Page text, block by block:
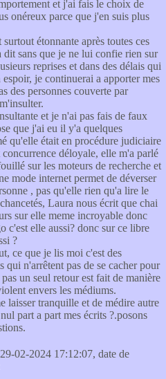
et j'ai fais le choix de
onéreux parce que j'en suis plus
étonnante après toutes ces
dit sans que je ne lui confie rien sur
reprises et dans des délais qui
je continuerai a apporter mes
des personnes couverte par
et je n'ai pas fais de faux
que j'ai eu il y'a quelques
qu'elle était en procédure judiciaire
déloyale, elle m'a parlé
sur les moteurs de recherche et
mode internet permet de déverser
, pas qu'elle rien qu'a lire le
Laura nous écrit que chai
sur elle meme incroyable donc
c'est elle aussi? donc sur ce libre
?
ce que je lis moi c'est des
qui n'arrêtent pas de se cacher pour
un seul retour est fait de manière
envers les médiums.
laisser tranquille et de médire autre
part a part mes écrits ?.posons
02-2024 17:12:07, date de